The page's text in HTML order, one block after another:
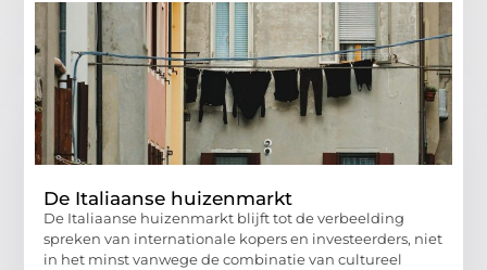
De Italiaanse huizenmarkt
De Italiaanse huizenmarkt blijft tot de verbeelding
spreken van internationale kopers en investeerders, niet
in het minst vanwege de combinatie van cultureel